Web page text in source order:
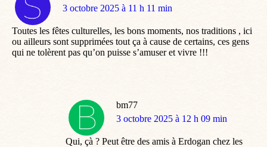
dit
3 octobre 2025 à 11 h 11 min
Toutes les fêtes culturelles, les bons moments, nos traditions , ici
ou ailleurs sont supprimées tout ça à cause de certains, ces gens
qui ne tolèrent pas qu’on puisse s’amuser et vivre !!!
bm77
dit
3 octobre 2025 à 12 h 09 min
Qui, çà ? Peut être des amis à Erdogan chez les